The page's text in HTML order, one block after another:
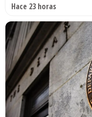
Hace 23 horas